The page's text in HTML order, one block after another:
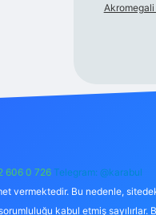
606 0 726 Telegram: @karabul
vermektedir. Bu nedenle,
kabul etmiş sayılırlar.